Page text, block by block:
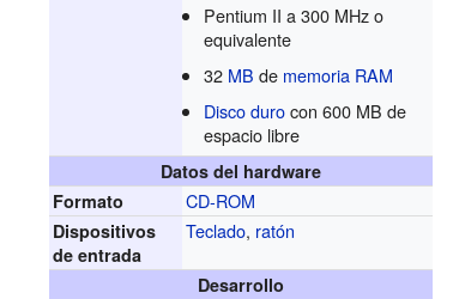
Pentium II a 300 MHz o
equivalente
32 MB de memoria RAM
Disco durocon 600 MB de
espacio libre
Datos del hardware
Formato
CD-ROM
Dispositivos
de entrada
Teclado, ratón
Desarrollo